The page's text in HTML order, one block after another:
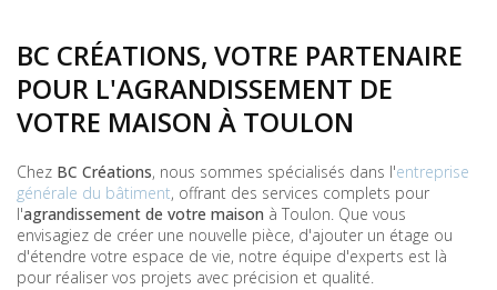
BC CRÉATIONS, VOTRE PARTENAIRE
POUR L'AGRANDISSEMENT DE
VOTRE MAISON À TOULON
Chez BC Créations, nous sommes spécialisés dans l'entreprise
générale du bâtiment, offrant des services complets pour
l'agrandissement de votre maison à Toulon. Que vous
envisagiez de créer une nouvelle pièce, d'ajouter un étage ou
d'étendre votre espace de vie, notre équipe d'experts est là
pour réaliser vos projets avec précision et qualité.